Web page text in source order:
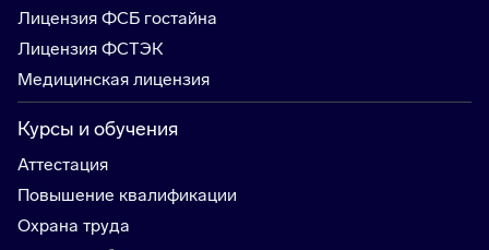
Лицензия ФСБ гостайна
Лицензия ФСТЭК
Медицинская лицензия
Курсы и обучения
Аттестация
Повышение квалификации
Охрана труда